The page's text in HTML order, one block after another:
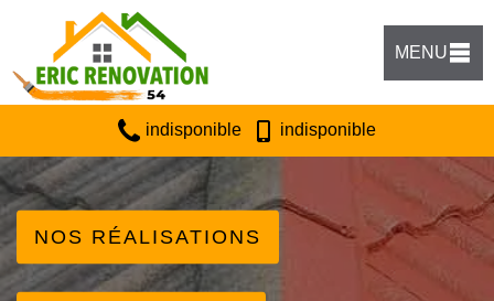
MENU
indisponible indisponible
NOS RÉALISATIONS